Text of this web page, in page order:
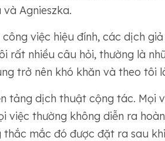
Agnieszka.
việc hiệu đính, các dịch
rất nhiều câu hỏi, thường là
trở nên khó khăn và theo tôi
tảng dịch thuật cộng tác. Mọi
việc thường không diễn ra
mắc đó được đặt ra sau